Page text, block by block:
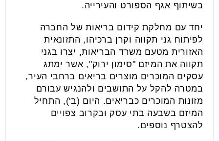
בשיתוף אגף הספורט והעירייה.
יחד עם מחלקת קידום בריאות של החברה
לפיתוח גני תקווה וקרן ברכיהו, התזונאית
האזורית מטעם משרד הבריאות, יצרו בגני
תקווה את המיזם "סימון ירוק", אשר ימתג
עסקים המוכרים מוצרים בריאים ברחבי העיר,
במטרה להקל על התושבים ולהנגיש עבורם
מזונות המוכרים כבריאים. היום (ב'), התחיל
המיזם בשבעה בתי עסק ובקרוב צפויים
להצטרף נוספים.